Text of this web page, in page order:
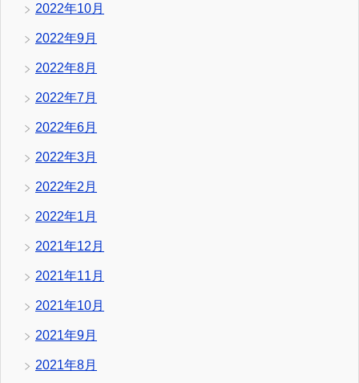
2022年10月
2022年9月
2022年8月
2022年7月
2022年6月
2022年3月
2022年2月
2022年1月
2021年12月
2021年11月
2021年10月
2021年9月
2021年8月